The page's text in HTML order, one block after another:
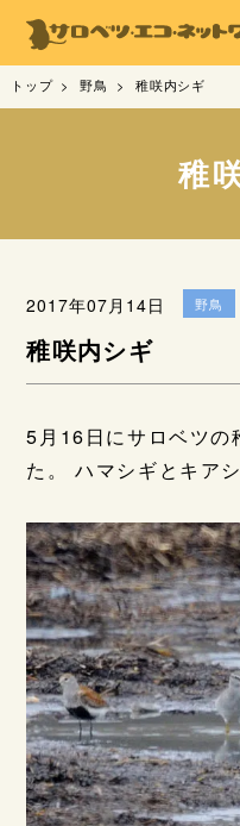
トップ 野鳥 稚咲内シギ
稚
2017年07月14日 野鳥
稚咲内シギ
5月16日にサロベツの
た。 ハマシギとキア